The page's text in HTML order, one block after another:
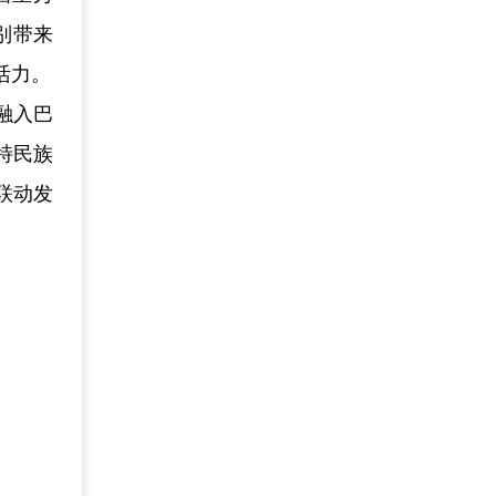
带来
。
入巴
民族
动发